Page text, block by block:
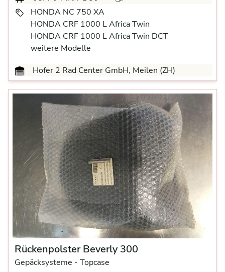
HONDA NC 750 XA
HONDA CRF 1000 L Africa Twin
HONDA CRF 1000 L Africa Twin DCT
weitere Modelle
Hofer 2 Rad Center GmbH, Meilen (ZH)
Rückenpolster Beverly 300
Gepäcksysteme - Topcase